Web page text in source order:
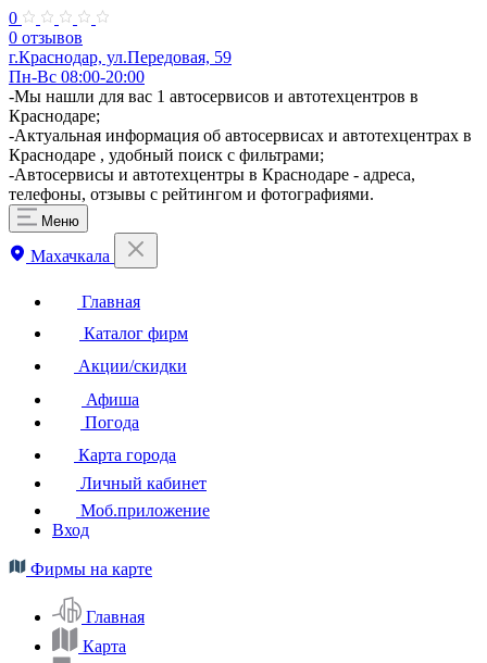
0
0 отзывов
г.Краснодар, ул.Передовая, 59
Пн-Вс 08:00-20:00
-Мы нашли для вас 1 автосервисов и автотехцентров в
Краснодаре;
-Актуальная информация об автосервисах и автотехцентрах в
Краснодаре , удобный поиск с фильтрами;
-Автосервисы и автотехцентры в Краснодаре - адреса,
телефоны, отзывы с рейтингом и фотографиями.
Меню
Махачкала
Главная
Каталог фирм
Акции/скидки
Афиша
Погода
Карта города
Личный кабинет
Моб.приложение
Вход
Фирмы на карте
Главная
Карта